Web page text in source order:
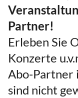
Partner!
Erleben Sie
Konzerte
Abo-Partner
sind nicht